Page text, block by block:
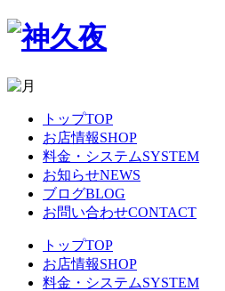
トップTOP
お店情報SHOP
料金・システムSYSTEM
お知らせNEWS
ブログBLOG
お問い合わせCONTACT
トップTOP
お店情報SHOP
料金・システムSYSTEM